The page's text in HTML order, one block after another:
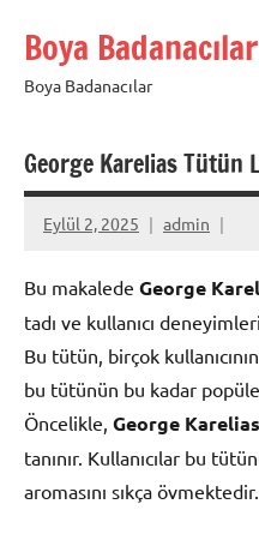
Boya Badanacılar
Boya Badanacılar
George Karelias Tütün
Eylül 2, 2025 admin
Bu makalede George
tadı ve kullanıcı
Bu tütün, birçok
bu tütünün bu kadar
Öncelikle, George Karelias
tanınır. Kullanıcılar bu
aromasını sıkça övmektedir.